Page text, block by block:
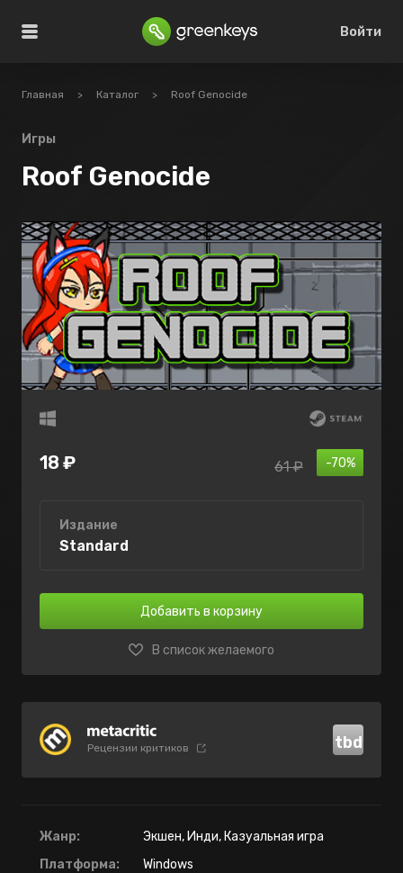
Войти
Главная > Каталог > Roof Genocide
Игры
Roof Genocide
18 ₽ -70%
61 ₽
Издание
Standard
Добавить в корзину
В список желаемого
Рецензии критиков tbd
Жанр:
Экшен, Инди, Казуальная игра
Платформа:
Windows